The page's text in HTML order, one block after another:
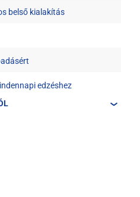
belső kialakítás
edzéshez